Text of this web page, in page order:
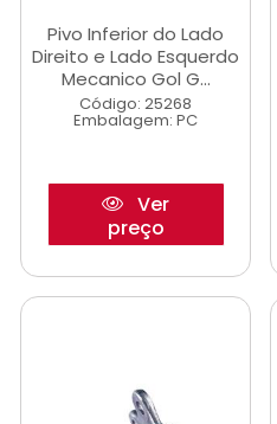
Pivo Inferior do Lado
Direito e Lado Esquerdo
Mecanico Gol G...
Código: 25268
Embalagem: PC
Ver
preço